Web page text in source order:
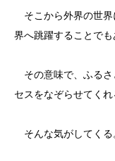
そこから外界の世界
界へ跳躍することでも
その意味で、ふるさ
セスをなぞらせてく
そんな気がしてくる